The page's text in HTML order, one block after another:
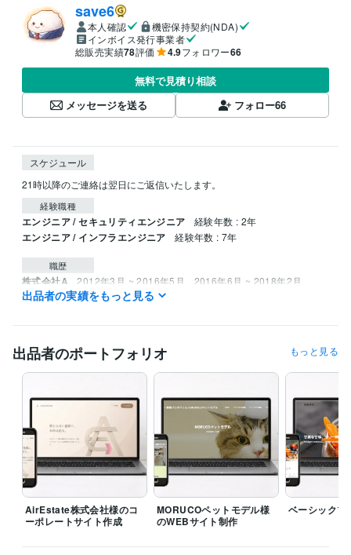
save6
本人確認
機密保持契約(NDA)
インボイス発行事業者
総販売実績78評価 4.9フォロワー66
無料で見積り相談
メッセージを送る
フォロー66
スケジュール
21時以降のご連絡は翌日にご返信いたします。
経験職種
エンジニア / セキュリティエンジニア 経験年数 : 2年
エンジニア / インフラエンジニア 経験年数 : 7年
職歴
株式会社A 2012年3月 ~ 2016年5月 2016年6月 ~ 2018年2月
株式会社B 2019年2月 ~ 2020年2月
受賞歴
メンタル心理カウンセラー 取得年 : 2023年
上級心理カウンセラー
プログラミング言語・フレームワーク
HTML:10年JavaScript:10年CSS:10年Python:5年C#:3年
ビジネス・クリエイティブツール
WordPress:3年 Google Analytics:1年Google Search Console:1年
ChatGPT:1年Affinity Photo:0年AviUtl:2年Affinity Designer:0年
出品者の実績をもっと見る
出品者のポートフォリオ もっと見る
AirEstate株式会社様のコ
ーポレートサイト作成
MORUCOペットモデル様
のWEBサイト制作
ベーシックプ